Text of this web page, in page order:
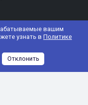
вашим
узнать в Политике
Отклонить